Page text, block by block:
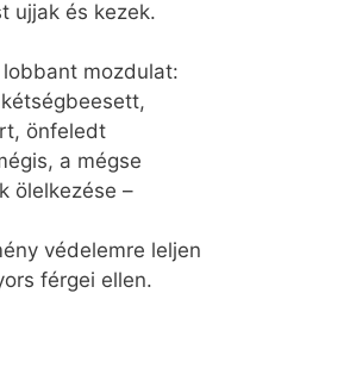
ujjak és kezek.
mozdulat:
önfeledt
a mégse
ölelkezése –
védelemre leljen
férgei ellen.